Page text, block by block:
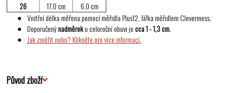
26
17,0 cm
6,0 cm
Vnitřní délka měřena pomocí měřidla Plus12, šířka měřidlem Clevermess.
Doporučenýnadměreku celoroční obuvi jecca 1 - 1,3 cm.
Jak změřit nohu? Klikněte pro více informací.
Původ zboží